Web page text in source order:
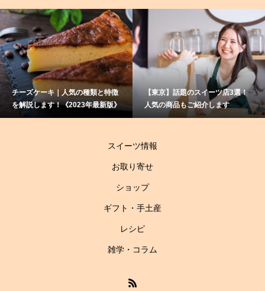
ケーキ｜人気の種類と特徴
します！《2023年最新版》
【東京】話題のスイーツ店3選！
人気の商品もご紹介します
赤ワ
て？
伝授
スイーツ情報
お取り寄せ
ショップ
ギフト・手土産
レシピ
雑学・コラム